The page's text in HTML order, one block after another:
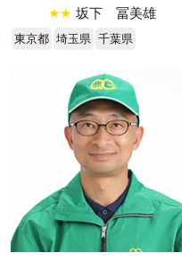
★★ 坂下 冨美雄
東京都 埼玉県 千葉県